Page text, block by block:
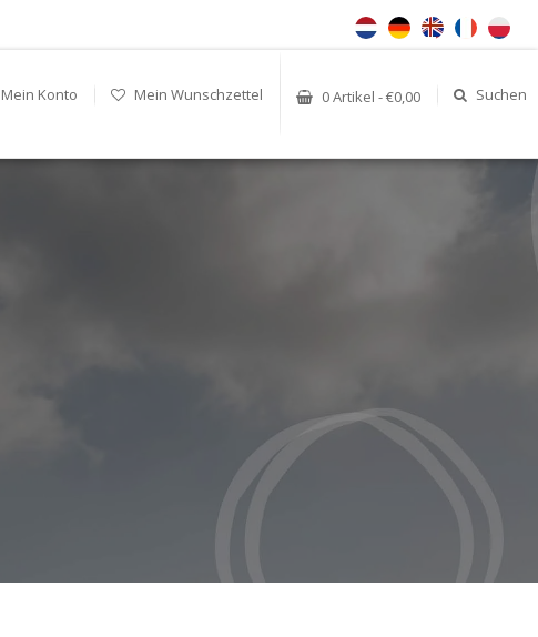
Mein Konto Mein Wunschzettel 0 Artikel - €0,00 Suchen